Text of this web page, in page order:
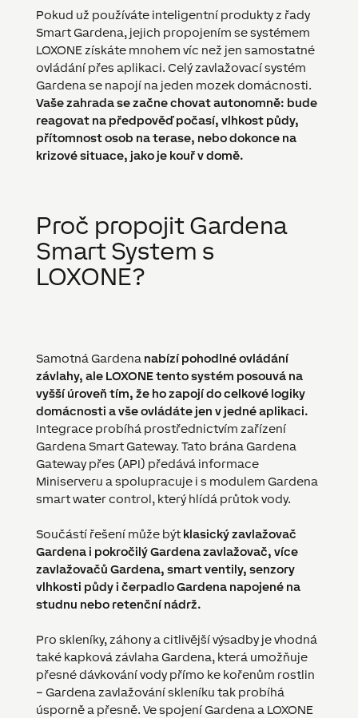
Pokud už používáte inteligentní produkty z řady
Smart Gardena, jejich propojením se systémem
LOXONE získáte mnohem víc než jen samostatné
ovládání přes aplikaci. Celý zavlažovací systém
Gardena se napojí na jeden mozek domácnosti.
Vaše zahrada se začne chovat autonomně: bude
reagovat na předpověď počasí, vlhkost půdy,
přítomnost osob na terase, nebo dokonce na
krizové situace, jako je kouř v domě.
Proč propojit Gardena
Smart System s
LOXONE?
Samotná Gardena nabízí pohodlné ovládání
závlahy, ale LOXONE tento systém posouvá na
vyšší úroveň tím, že ho zapojí do celkové logiky
domácnosti a vše ovládáte jen v jedné aplikaci.
Integrace probíhá prostřednictvím zařízení
Gardena Smart Gateway. Tato brána Gardena
Gateway přes (API) předává informace
Miniserveru a spolupracuje i s modulem Gardena
smart water control, který hlídá průtok vody.
Součástí řešení může být klasický zavlažovač
Gardena i pokročilý Gardena zavlažovač, více
zavlažovačů Gardena, smart ventily, senzory
vlhkosti půdy i čerpadlo Gardena napojené na
studnu nebo retenční nádrž.
Pro skleníky, záhony a citlivější výsadby je vhodná
také kapková závlaha Gardena, která umožňuje
přesné dávkování vody přímo ke kořenům rostlin
– Gardena zavlažování skleníku tak probíhá
úsporně a přesně. Ve spojení Gardena a LOXONE